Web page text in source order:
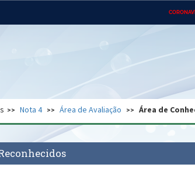
Ministério do
Regional
Gabinete de Segurança Advocacia-Geral da
Nota 4 Área de Avaliação Área de